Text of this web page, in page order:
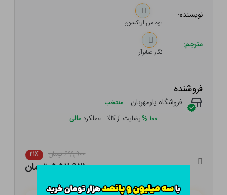
نویسنده:
توماس اریکسون
مترجم:
نگار صابرآرا
فروشنده
فروشگاه یارمهربان منتخب
۱۰۰ %رضایت از کالا | عملکرد عالی
۶۹۹,۹۰۰ تومان ۲۱٪
۵۵۲,۹۲۱ تومان